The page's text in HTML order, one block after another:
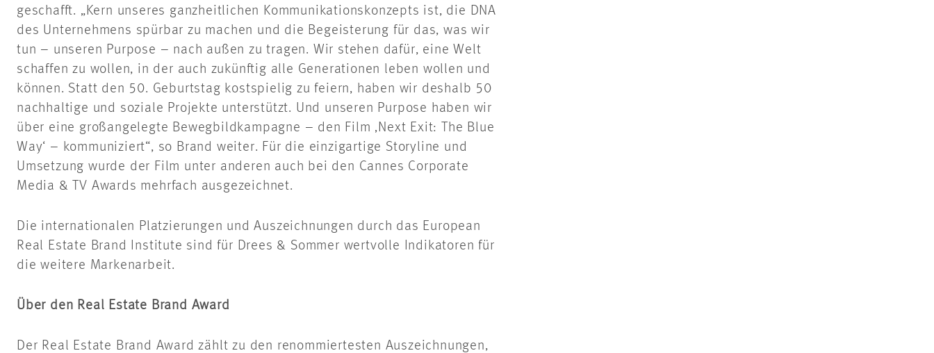
geschafft. „Kern unseres ganzheitlichen Kommunikationskonzepts ist, die DNA
des Unternehmens spürbar zu machen und die Begeisterung für das, was wir
tun – unseren Purpose – nach außen zu tragen. Wir stehen dafür, eine Welt
schaffen zu wollen, in der auch zukünftig alle Generationen leben wollen und
können. Statt den 50. Geburtstag kostspielig zu feiern, haben wir deshalb 50
nachhaltige und soziale Projekte unterstützt. Und unseren Purpose haben wir
über eine großangelegte Bewegbildkampagne – den Film ‚Next Exit: The Blue
Way‘ – kommuniziert“, so Brand weiter. Für die einzigartige Storyline und
Umsetzung wurde der Film unter anderen auch bei den Cannes Corporate
Media & TV Awards mehrfach ausgezeichnet.
Die internationalen Platzierungen und Auszeichnungen durch das European
Real Estate Brand Institute sind für Drees & Sommer wertvolle Indikatoren für
die weitere Markenarbeit.
Über den Real Estate Brand Award
Der Real Estate Brand Award zählt zu den renommiertesten Auszeichnungen,